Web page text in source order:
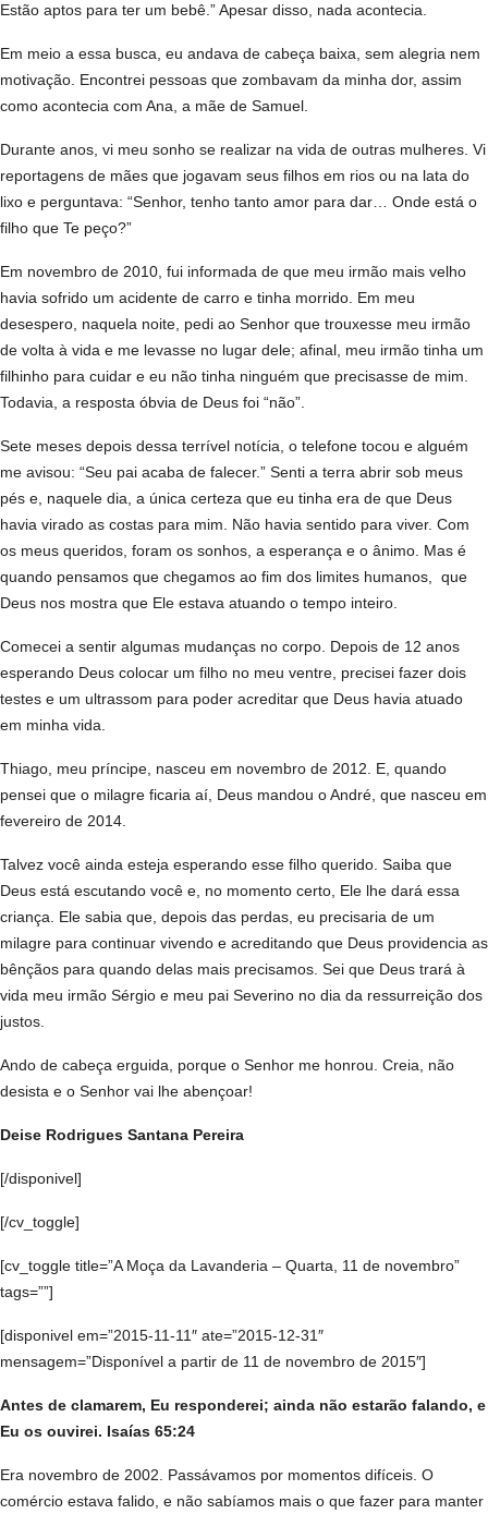
Estão aptos para ter um bebê.” Apesar disso, nada acontecia.
Em meio a essa busca, eu andava de cabeça baixa, sem alegria nem
motivação. Encontrei pessoas que zombavam da minha dor, assim
como acontecia com Ana, a mãe de Samuel.
Durante anos, vi meu sonho se realizar na vida de outras mulheres. Vi
reportagens de mães que jogavam seus filhos em rios ou na lata do
lixo e perguntava: “Senhor, tenho tanto amor para dar… Onde está o
filho que Te peço?”
Em novembro de 2010, fui informada de que meu irmão mais velho
havia sofrido um acidente de carro e tinha morrido. Em meu
desespero, naquela noite, pedi ao Senhor que trouxesse meu irmão
de volta à vida e me levasse no lugar dele; afinal, meu irmão tinha um
filhinho para cuidar e eu não tinha ninguém que precisasse de mim.
Todavia, a resposta óbvia de Deus foi “não”.
Sete meses depois dessa terrível notícia, o telefone tocou e alguém
me avisou: “Seu pai acaba de falecer.” Senti a terra abrir sob meus
pés e, naquele dia, a única certeza que eu tinha era de que Deus
havia virado as costas para mim. Não havia sentido para viver. Com
os meus queridos, foram os sonhos, a esperança e o ânimo. Mas é
quando pensamos que chegamos ao fim dos limites humanos,
que
Deus nos mostra que Ele estava atuando o tempo inteiro.
Comecei a sentir algumas mudanças no corpo. Depois de 12 anos
esperando Deus colocar um filho no meu ventre, precisei fazer dois
testes e um ultrassom para poder acreditar que Deus havia atuado
em minha vida.
Thiago, meu príncipe, nasceu em novembro de 2012. E, quando
pensei que o milagre ficaria aí, Deus mandou o André, que nasceu em
fevereiro de 2014.
Talvez você ainda esteja esperando esse filho querido. Saiba que
Deus está escutando você e, no momento certo, Ele lhe dará essa
criança. Ele sabia que, depois das perdas, eu precisaria de um
milagre para continuar vivendo e acreditando que Deus providencia as
bênçãos para quando delas mais precisamos. Sei que Deus trará à
vida meu irmão Sérgio e meu pai Severino no dia da ressurreição dos
justos.
Ando de cabeça erguida, porque o Senhor me honrou. Creia, não
desista e o Senhor vai lhe abençoar!
Deise Rodrigues Santana Pereira
[/disponivel]
[/cv_toggle]
[cv_toggle title=”A Moça da Lavanderia – Quarta, 11 de novembro”
tags=””]
[disponivel em=”2015-11-11″ ate=”2015-12-31″
mensagem=”Disponível a partir de 11 de novembro de 2015″]
Antes de clamarem, Eu responderei; ainda não estarão falando, e
Eu os ouvirei. Isaías 65:24
Era novembro de 2002. Passávamos por momentos difíceis. O
comércio estava falido, e não sabíamos mais o que fazer para manter